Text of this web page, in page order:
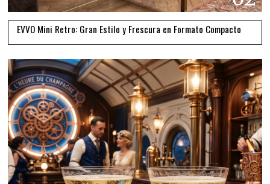
EVVO Mini Retro: Gran Estilo y Frescura en Formato Compacto